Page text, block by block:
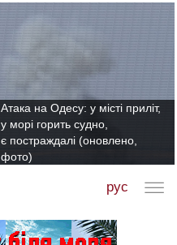
Атака на Одесу: у місті приліт,
у морі горить судно,
є постраждалі (оновлено,
фото)
рус